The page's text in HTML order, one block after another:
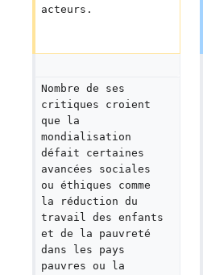
acteurs.
Nombre de ses
critiques croient
que la
mondialisation
défait certaines
avancées sociales
ou éthiques comme
la réduction du
travail des enfants
et de la pauvreté
dans les pays
pauvres ou la